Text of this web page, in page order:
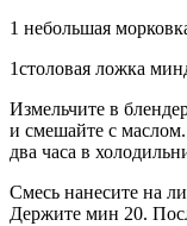
1 небольшая
1столовая ложка
Измельчите в
и смешайте с
два часа в
Смесь нанесите на
Держите мин 20.